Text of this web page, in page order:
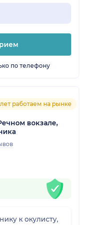
по телефону
работаем на рынке
вокзале,
к окулисту,